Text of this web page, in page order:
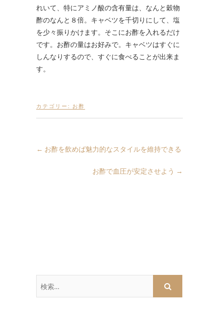
れいて、特にアミノ酸の含有量は、なんと穀物
酢のなんと８倍。キャベツを千切りにして、塩
を少々振りかけます。そこにお酢を入れるだけ
です。お酢の量はお好みで。キャベツはすぐに
しんなりするので、すぐに食べることが出来ま
す。
カテゴリー: お酢
← お酢を飲めば魅力的なスタイルを維持できる
お酢で血圧が安定させよう →